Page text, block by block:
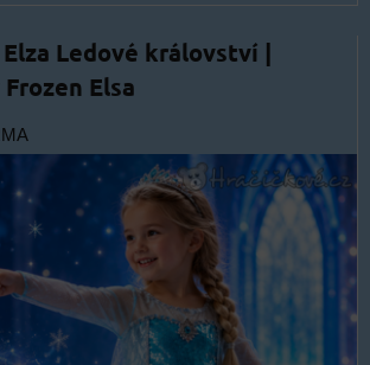
Ledové království |
Elsa